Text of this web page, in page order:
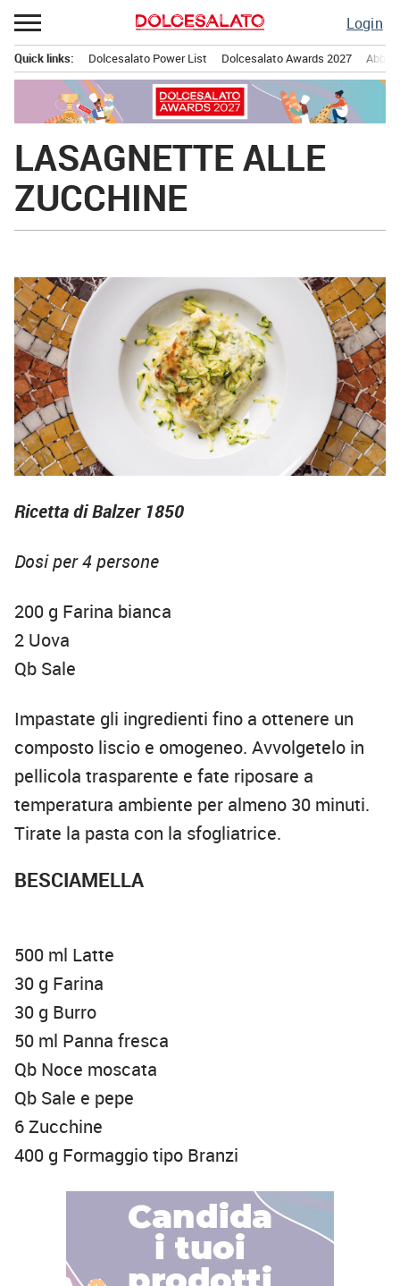
Passa
al
contenuto
Login
principale
Quick links: Dolcesalato Power List Dolcesalato Awards 2027
LASAGNETTE ALLE
ZUCCHINE
Ricetta di Balzer 1850
Dosi per 4 persone
200 g Farina bianca
2 Uova
Qb Sale
Impastate gli ingredienti fino a ottenere un
composto liscio e omogeneo. Avvolgetelo in
pellicola trasparente e fate riposare a
temperatura ambiente per almeno 30 minuti.
Tirate la pasta con la sfogliatrice.
BESCIAMELLA
500 ml Latte
30 g Farina
30 g Burro
50 ml Panna fresca
Qb Noce moscata
Qb Sale e pepe
6 Zucchine
400 g Formaggio tipo Branzi